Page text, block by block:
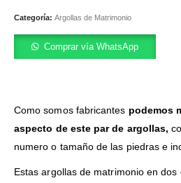
Categoría: Argollas de Matrimonio
Comprar vía WhatsApp
Como somos fabricantes podemos
aspecto de este par de argollas,
numero o tamaño de las piedras e
Estas argollas de matrimonio en